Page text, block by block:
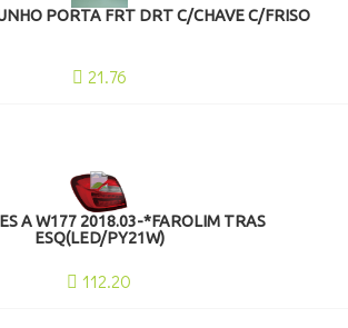
PORTA FRT DRT C/CHAVE C/FRISO
21.76
A W177 2018.03-*FAROLIM TRAS
ESQ(LED/PY21W)
112.20